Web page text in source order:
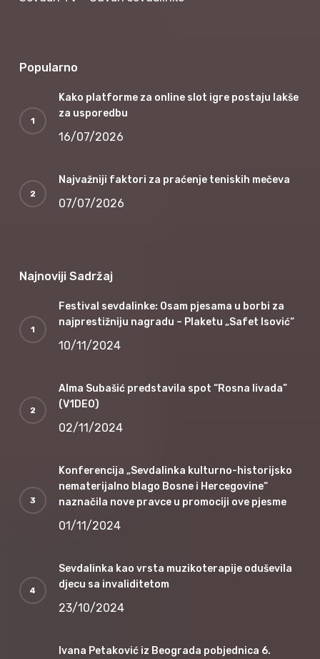
Popularno
Kako platforme za online slot igre postaju lakše
za usporedbu
16/07/2026
Najvažniji faktori za praćenje teniskih mečeva
07/07/2026
Najnoviji Sadržaj
Festival sevdalinke: Osam pjesama u borbi za
najprestižniju nagradu – Plaketu „Safet Isović“
10/11/2024
Alma Subašić predstavila spot “Rosna livada”
(V1DEO)
02/11/2024
Konferencija „Sevdalinka kulturno-historijsko
nematerijalno blago Bosne i Hercegovine“
naznačila nove pravce u promociji ove pjesme
01/11/2024
Sevdalinka kao vrsta muzikoterapije oduševila
djecu sa invaliditetom
23/10/2024
Ivana Petaković iz Beograda pobjednica 6.